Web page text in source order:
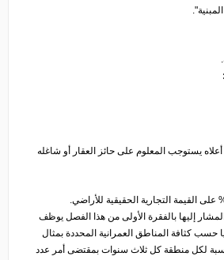
يستوجب المعلوم على حائز العقار أو شاغله
إليها بالفقرة الأولى من هذا الفصل يوظف
حسب كثافة المناطق العمرانية المحددة بمثال
لكل منطقة كل ثلاث سنوات بمقتضى أمر عدد